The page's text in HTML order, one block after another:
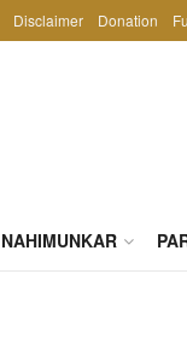
Disclaimer Donation
NAHIMUNKAR